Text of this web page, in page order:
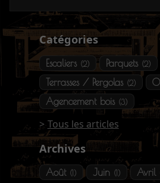
Catégories
Escaliers (2) Parquets (2)
Terrasses / Pergolas (2)
Agencement bois (3)
Tous les articles
Archives
Août (1) Juin (1) Avril